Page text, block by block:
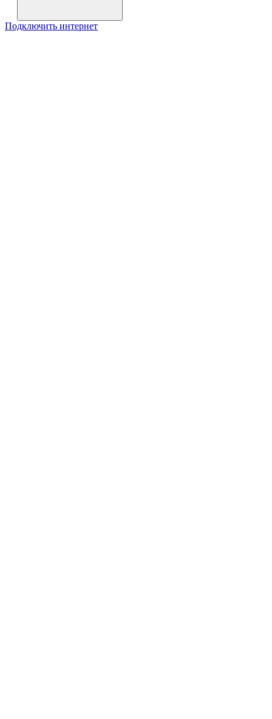
Подключить интернет